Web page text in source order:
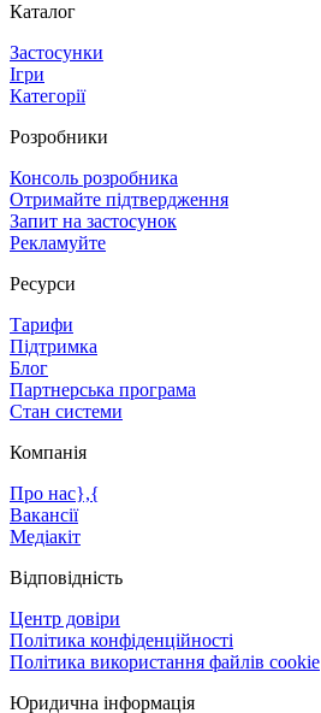
Каталог
Застосунки
Ігри
Категорії
Розробники
Консоль розробника
Отримайте підтвердження
Запит на застосунок
Рекламуйте
Ресурси
Тарифи
Підтримка
Блог
Партнерська програма
Стан системи
Компанія
Про нас},{
Вакансії
Медіакіт
Відповідність
Центр довіри
Політика конфіденційності
Політика використання файлів cookie
Юридична інформація